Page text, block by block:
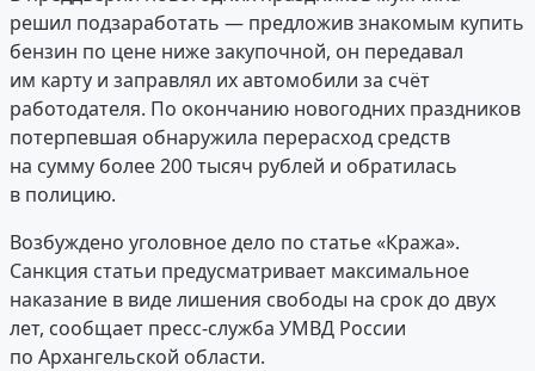
решил подзаработать — предложив знакомым купить
бензин по цене ниже закупочной, он передавал
им карту и заправлял их автомобили за счёт
работодателя. По окончанию новогодних праздников
потерпевшая обнаружила перерасход средств
на сумму более 200 тысяч рублей и обратилась
в полицию.
Возбуждено уголовное дело по статье «Кража».
Санкция статьи предусматривает максимальное
наказание в виде лишения свободы на срок до двух
лет, сообщает пресс-служба УМВД России
по Архангельской области.